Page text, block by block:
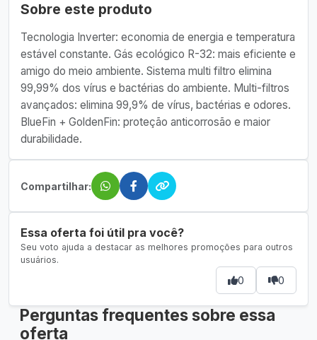
Sobre este produto
Tecnologia Inverter: economia de energia e temperatura
estável constante. Gás ecológico R-32: mais eficiente e
amigo do meio ambiente. Sistema multi filtro elimina
99,99% dos vírus e bactérias do ambiente. Multi-filtros
avançados: elimina 99,9% de vírus, bactérias e odores.
BlueFin + GoldenFin: proteção anticorrosão e maior
durabilidade.
Compartilhar:
Essa oferta foi útil pra você?
Seu voto ajuda a destacar as melhores promoções para outros
usuários.
0 0
Perguntas frequentes sobre essa
oferta